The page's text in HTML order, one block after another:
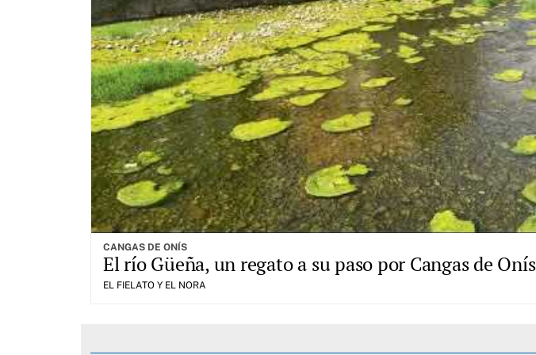
CANGAS DE ONÍS
El río Güeña, un regato a su paso por Cangas de Onís
EL FIELATO Y EL NORA